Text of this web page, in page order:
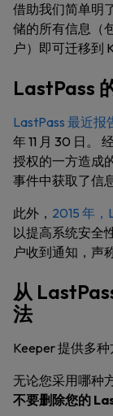
借助我们简单明
储的所有信息（
户）即可迁移到
LastPass
LastPass 最近报
年 11 月 30 日。
授权的一方造成
事件中获取了信息
此外， 2015 年，
以提高系统安全
户收到通知，声
从
法
Keeper 提供多种
无论您采用哪种
不要删除您的